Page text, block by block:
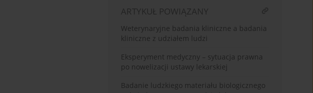
ARTYKUŁ POWIĄZANY
Weterynaryjne badania kliniczne a badania
kliniczne z udziałem ludzi
Eksperyment medyczny – sytuacja prawna
po nowelizacji ustawy lekarskiej
Badanie ludzkiego materiału biologicznego